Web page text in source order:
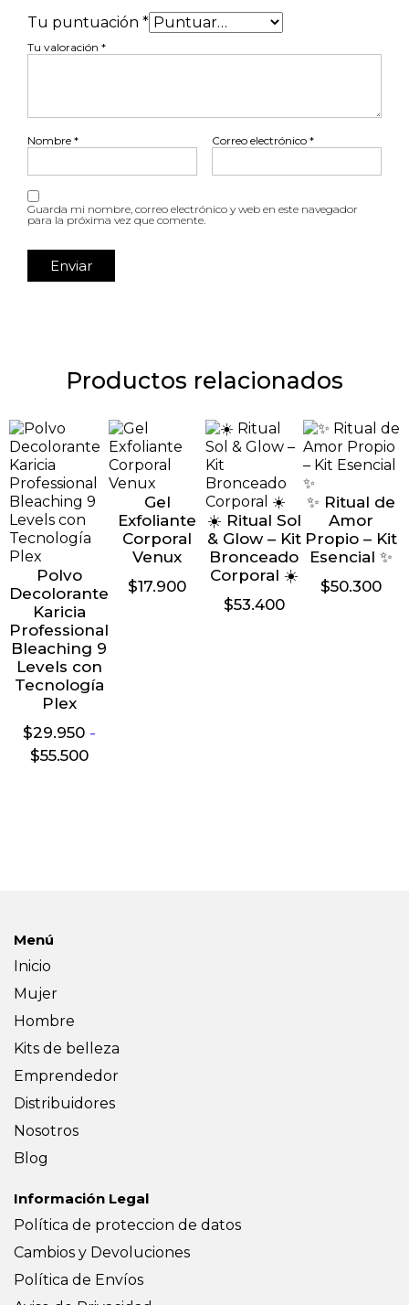
Tu puntuación *
Tu valoración *
Nombre * Correo electrónico *
Guarda mi nombre, correo electrónico y web en este navegador
para la próxima vez que comente.
Productos relacionados
Polvo
Decolorante
Karicia
Professional
Bleaching 9
Levels con
Tecnología
Plex
$29.950 -
$55.500
Gel
Exfoliante
Corporal
Venux
$17.900
☀️ Ritual Sol
& Glow – Kit
Bronceado
Corporal ☀️
$53.400
✨ Ritual de
Amor
Propio – Kit
Esencial ✨
$50.300
Menú
Inicio
Mujer
Hombre
Kits de belleza
Emprendedor
Distribuidores
Nosotros
Blog
Información Legal
Política de proteccion de datos
Cambios y Devoluciones
Política de Envíos